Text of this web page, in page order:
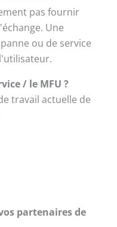
pas fournir
Une
ou de service
/ le MFU ?
travail actuelle de
partenaires de